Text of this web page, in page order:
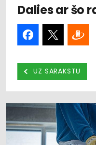
Dalies ar šo
UZ SARAKSTU